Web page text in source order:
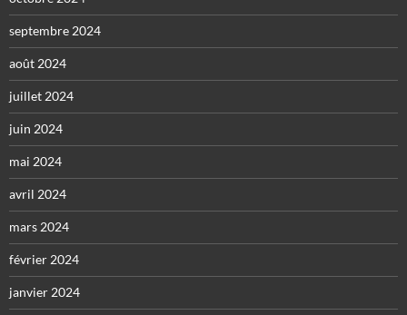
septembre 2024
août 2024
juillet 2024
juin 2024
mai 2024
avril 2024
mars 2024
février 2024
janvier 2024